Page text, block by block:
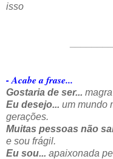
isso
- Acabe a frase...
Gostaria de ser...
Eu desejo... um mundo
gerações.
Muitas pessoas não
e sou frágil.
Eu sou... apaixonada